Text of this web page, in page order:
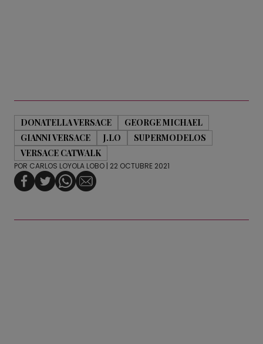
DONATELLA VERSACE
GEORGE MICHAEL
GIANNI VERSACE
J.LO
SUPERMODELOS
VERSACE CATWALK
POR CARLOS LOYOLA LOBO | 22 OCTUBRE 2021